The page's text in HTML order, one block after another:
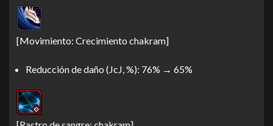
[Movimiento: Crecimiento chakram]
Reducción de daño (JcJ, %): 76% → 65%